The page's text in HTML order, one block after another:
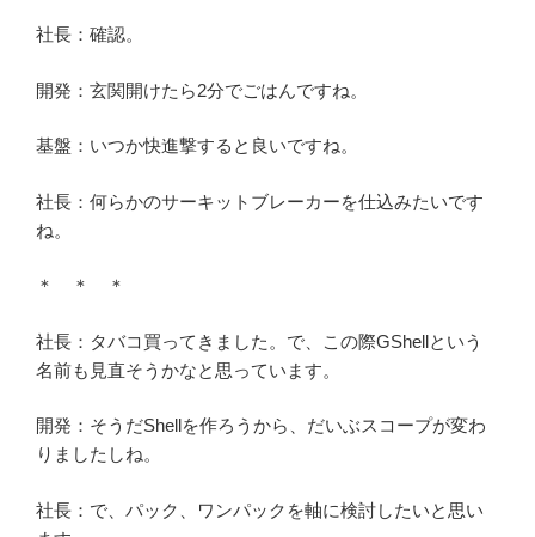
社長：確認。
開発：玄関開けたら2分でごはんですね。
基盤：いつか快進撃すると良いですね。
社長：何らかのサーキットブレーカーを仕込みたいです
ね。
＊ ＊ ＊
社長：タバコ買ってきました。で、この際GShellという
名前も見直そうかなと思っています。
開発：そうだShellを作ろうから、だいぶスコープが変わ
りましたしね。
社長：で、パック、ワンパックを軸に検討したいと思い